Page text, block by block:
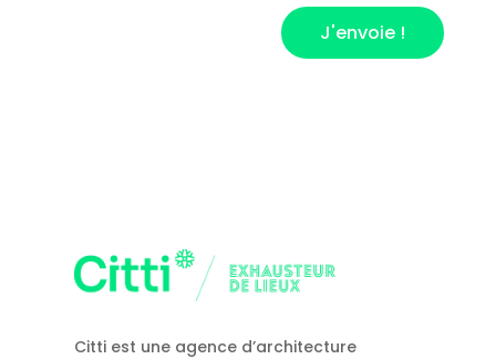
J'envoie !
Citti est une agence d’architecture